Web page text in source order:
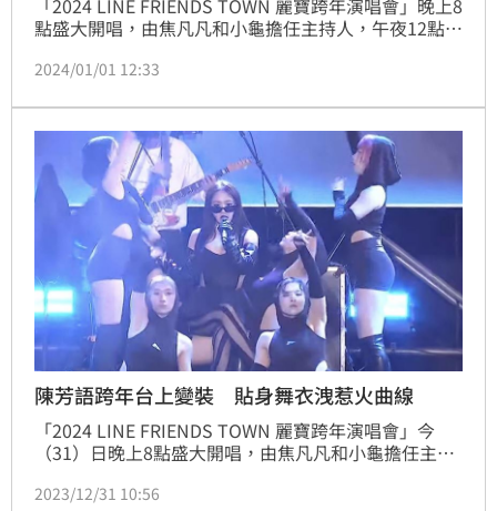
「2024 LINE FRIENDS TOWN 麗寶跨年演唱會」晚上8
點盛大開唱，由焦凡凡和小龜擔任主持人，午夜12點過
3場表演的人氣夯團Ozone，在2024第一天（1日）就
場表演，也準備了3套不同的服裝，可說是誠意十足！
2024/01/01 12:33
陳芳語跨年台上變裝 貼身舞衣洩惹火曲線
「2024 LINE FRIENDS TOWN 麗寶跨年演唱會」今
（31）日晚上8點盛大開唱，由焦凡凡和小龜擔任主持
軸、Kimberley陳芳語、及《原子少年》人氣夯團
2023/12/31 10:56